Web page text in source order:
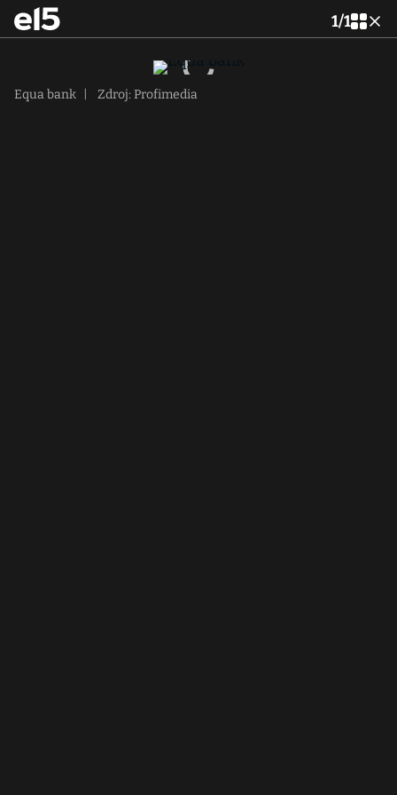
1/1
Equa bank Zdroj: Profimedia